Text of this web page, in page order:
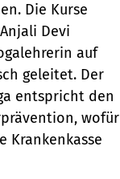
Die Kurse
Devi
auf
geleitet. Der
entspricht den
wofür
Krankenkasse